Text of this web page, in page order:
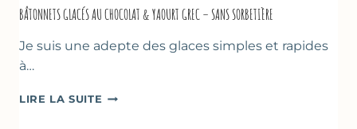
BÂTONNETS GLACÉS AU CHOCOLAT & YAOURT GREC – SANS SORBETIÈRE
Je suis une adepte des glaces simples et rapides
à…
LIRE LA SUITE BÂTONNETS